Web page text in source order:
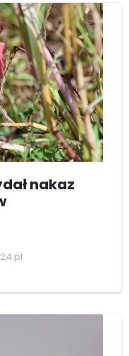
nakaz